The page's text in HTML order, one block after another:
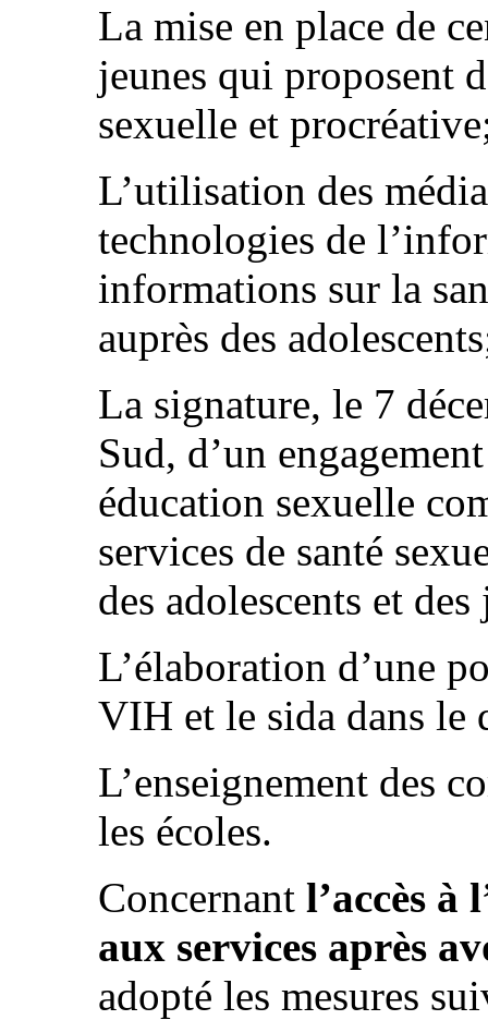
La mise en place de
jeunes qui proposent
sexuelle et
L’utilisation des
technologies de
informations sur la
auprès des
La signature, le 7
Sud, d’un
éducation sexuelle
services de santé
des adolescents et des
L’élaboration d’une
VIH et le sida dans le
L’enseignement des
les écoles.
Concernant l’accès à
aux services après
adopté les mesures